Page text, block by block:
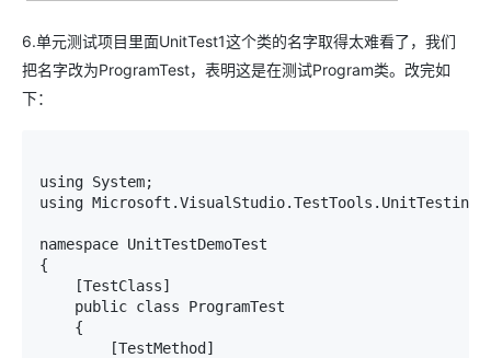
6.单元测试项目里面UnitTest1这个类的名字取得太难看了，我们
把名字改为ProgramTest，表明这是在测试Program类。改完如
下：
using System;
using Microsoft.VisualStudio.TestTools.UnitTesting;
namespace UnitTestDemoTest
{
    [TestClass]
    public class ProgramTest
    {
        [TestMethod]